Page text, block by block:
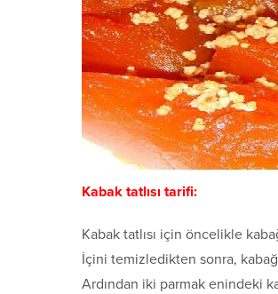
Kabak tatlısı tarifi:
Kabak tatlısı için öncelikle
İçini temizledikten sonra,
Ardından iki parmak enindeki